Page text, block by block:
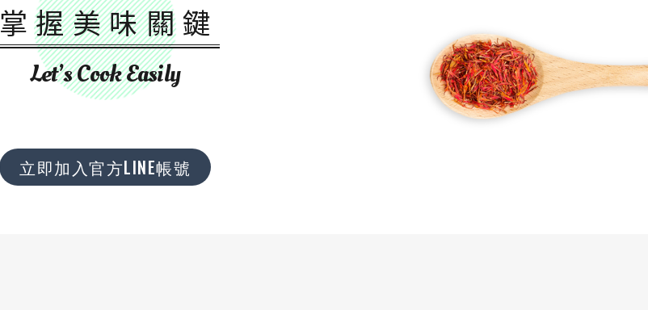
掌握美味關鍵
Let’s Cook Easily
立即加入官方LINE帳號